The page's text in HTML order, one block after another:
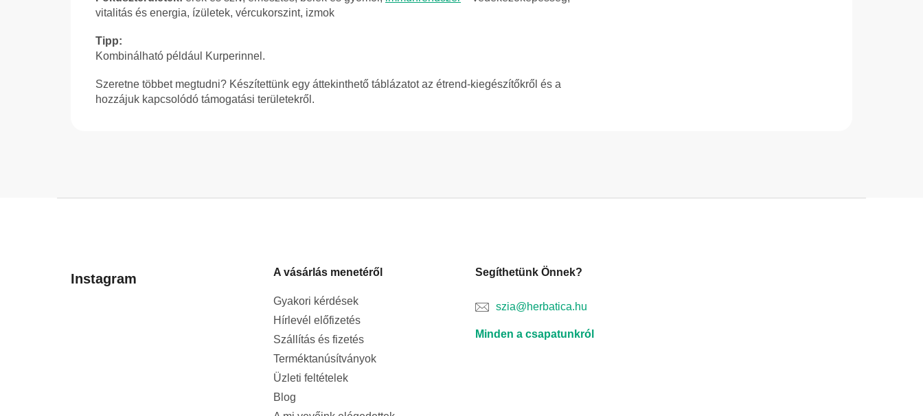
vitalitás és energia, ízületek, vércukorszint, izmok
Tipp:
Kombinálható például Kurperinnel.
Szeretne többet megtudni? Készítettünk egy áttekinthető táblázatot az étrend-kiegészítőkről és a
hozzájuk kapcsolódó támogatási területekről.
Instagram A vásárlás menetéről
Gyakori kérdések
Hírlevél előfizetés
Szállítás és fizetés
Terméktanúsítványok
Üzleti feltételek
Blog
Segíthetünk Önnek?
szia@herbatica.hu
Minden a csapatunkról